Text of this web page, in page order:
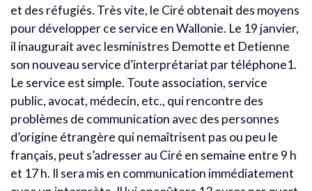
et des réfugiés. Très vite, le Ciré obtenait des moyens
pour développer ce service en Wallonie. Le 19 janvier,
il inaugurait avec lesministres Demotte et Detienne
son nouveau service d’interprétariat par téléphone1.
Le service est simple. Toute association, service
public, avocat, médecin, etc., qui rencontre des
problèmes de communication avec des personnes
d’origine étrangère qui nemaîtrisent pas ou peu le
français, peut s’adresser au Ciré en semaine entre 9 h
et 17 h. Il sera mis en communication immédiatement